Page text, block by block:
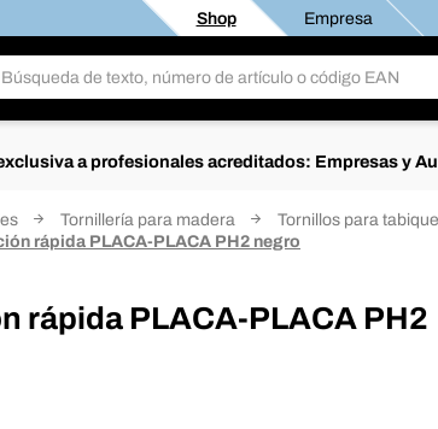
Shop Empresa
a profesionales acreditados: Empresas y
Tornillería para madera Tornillos para
rápida PLACA-PLACA PH2 negro
rápida PLACA-PLACA PH2